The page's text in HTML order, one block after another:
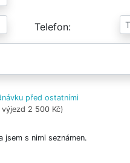
Telefon
před ostatními
2 500 Kč)
jsem s nimi seznámen.